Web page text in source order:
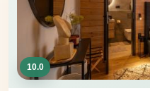
10.0